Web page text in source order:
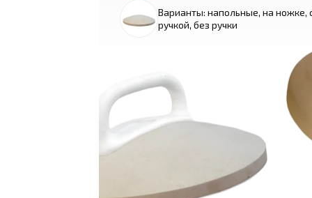
Варианты: напольные, на ножке,
ручкой, без ручки